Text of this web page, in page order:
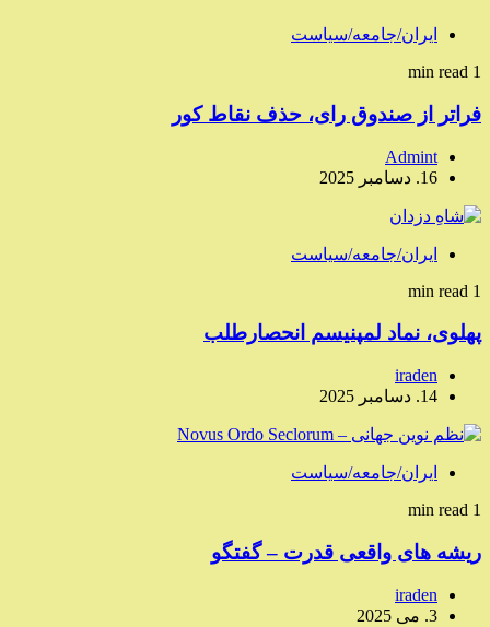
ایران/جامعه/سیاست
1 min read
فراتر از صندوق رای، حذف نقاط کور
Admint
16. دسامبر 2025
ایران/جامعه/سیاست
1 min read
پهلوی، نماد لمپنیسم انحصارطلب
iraden
14. دسامبر 2025
ایران/جامعه/سیاست
1 min read
ریشه های واقعی قدرت – گفتگو
iraden
3. می 2025